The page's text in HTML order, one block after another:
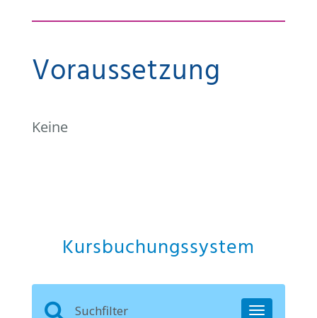
Voraussetzung
Keine
Kursbuchungssystem